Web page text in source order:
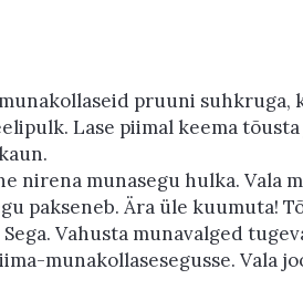
pruuni suhkruga,
Lase piimal keema
nirena munasegu hulka. Vala
pakseneb. Ära üle kuumuta!
Vahusta munavalged
munakollasesegusse. Vala